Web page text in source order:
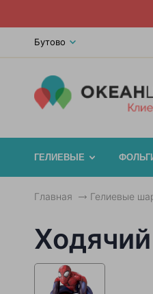
Бутово
ГЕЛИЕВЫЕ
Главная Гелиевые